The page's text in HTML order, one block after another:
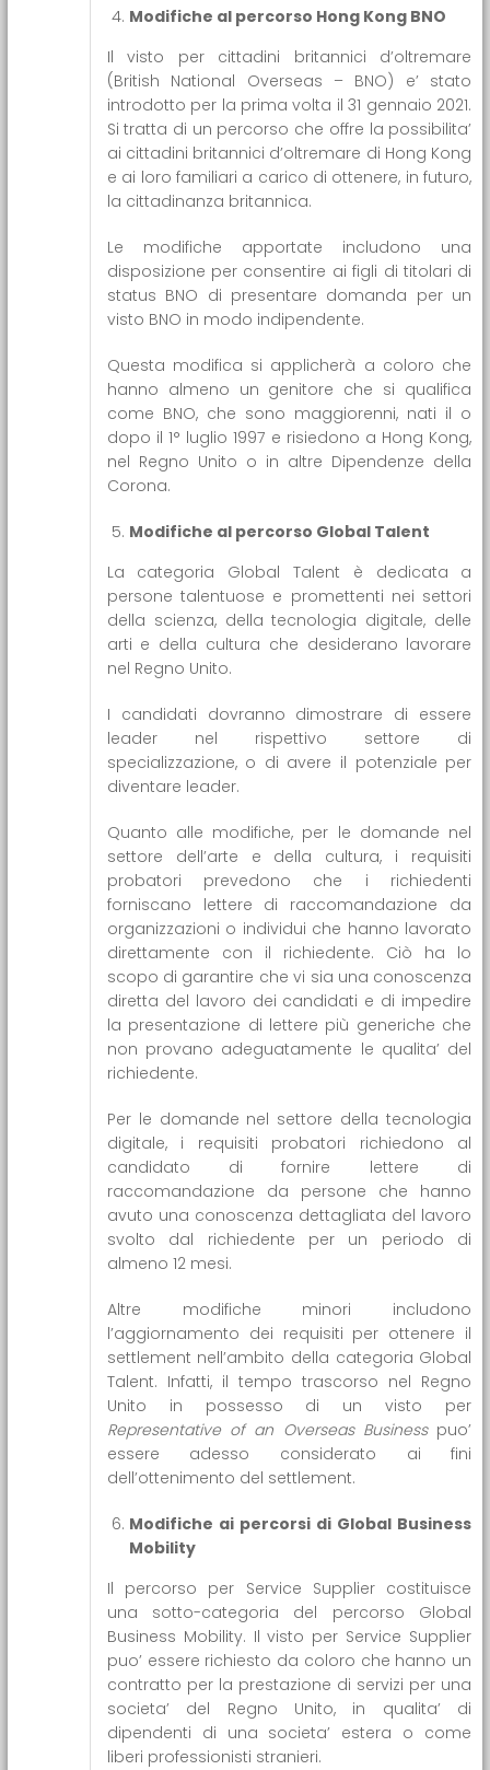
Modifiche al percorso Hong Kong BNO
Il visto per cittadini britannici d’oltremare
(British National Overseas – BNO) e’ stato
introdotto per la prima volta il 31 gennaio 2021.
Si tratta di un percorso che offre la possibilita’
ai cittadini britannici d’oltremare di Hong Kong
e ai loro familiari a carico di ottenere, in futuro,
la cittadinanza britannica.
Le modifiche apportate includono una
disposizione per consentire ai figli di titolari di
status BNO di presentare domanda per un
visto BNO in modo indipendente.
Questa modifica si applicherà a coloro che
hanno almeno un genitore che si qualifica
come BNO, che sono maggiorenni, nati il o
dopo il 1° luglio 1997 e risiedono a Hong Kong,
nel Regno Unito o in altre Dipendenze della
Corona.
Modifiche al percorso Global Talent
La categoria Global Talent è dedicata a
persone talentuose e promettenti nei settori
della scienza, della tecnologia digitale, delle
arti e della cultura che desiderano lavorare
nel Regno Unito.
I candidati dovranno dimostrare di essere
leader nel rispettivo settore di
specializzazione, o di avere il potenziale per
diventare leader.
Quanto alle modifiche, per le domande nel
settore dell’arte e della cultura, i requisiti
probatori prevedono che i richiedenti
forniscano lettere di raccomandazione da
organizzazioni o individui che hanno lavorato
direttamente con il richiedente. Ciò ha lo
scopo di garantire che vi sia una conoscenza
diretta del lavoro dei candidati e di impedire
la presentazione di lettere più generiche che
non provano adeguatamente le qualita’ del
richiedente.
Per le domande nel settore della tecnologia
digitale, i requisiti probatori richiedono al
candidato di fornire lettere di
raccomandazione da persone che hanno
avuto una conoscenza dettagliata del lavoro
svolto dal richiedente per un periodo di
almeno 12 mesi.
Altre modifiche minori includono
l’aggiornamento dei requisiti per ottenere il
settlement nell’ambito della categoria Global
Talent. Infatti, il tempo trascorso nel Regno
Unito in possesso di un visto per
Representative of an Overseas Businesspuo’
essere adesso considerato ai fini
dell’ottenimento del settlement.
Modifiche ai percorsi di Global Business
Mobility
Il percorso per Service Supplier costituisce
una sotto-categoria del percorso Global
Business Mobility. Il visto per Service Supplier
puo’ essere richiesto da coloro che hanno un
contratto per la prestazione di servizi per una
societa’ del Regno Unito, in qualita’ di
dipendenti di una societa’ estera o come
liberi professionisti stranieri.